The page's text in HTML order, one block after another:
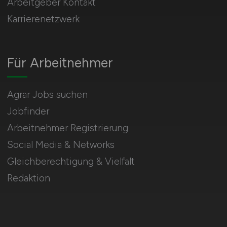
Für Arbeitnehmer
Agrar Jobs suchen
Jobfinder
Arbeitnehmer Registrierung
Social Media & Networks
Gleichberechtigung & Vielfalt
Redaktion
Karrierenetzwerk